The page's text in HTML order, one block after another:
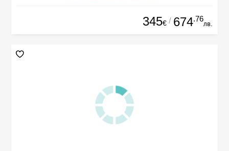
345€ / 674.76
лв.